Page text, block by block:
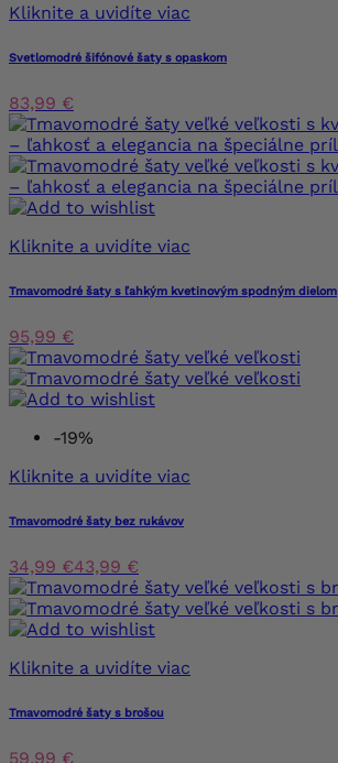
Kliknite a uvidíte viac
Svetlomodré šifónové šaty s opaskom
83,99 €
Kliknite a uvidíte viac
Tmavomodré šaty s ľahkým kvetinovým spodným dielom
95,99 €
-19%
Kliknite a uvidíte viac
Tmavomodré šaty bez rukávov
34,99 €43,99 €
Kliknite a uvidíte viac
Tmavomodré šaty s brošou
59,99 €